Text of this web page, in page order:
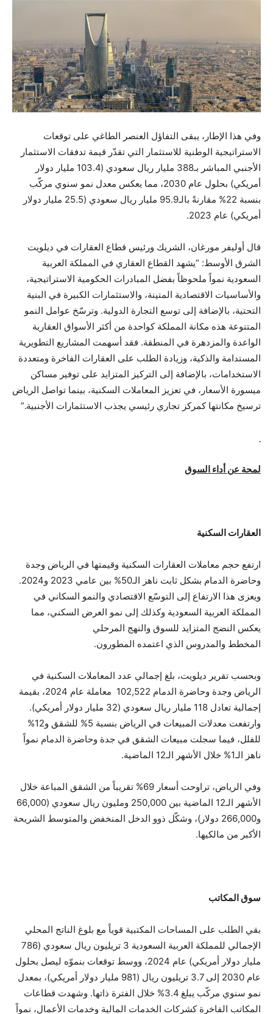
وفي هذا الإطار، يبقى التفاؤل العنصر الطاغي على توقعات
الاستراتيجية الوطنية للاستثمار التي تقدّر قيمة تدفقات الاستثمار
الأجنبي المباشر بـ388 مليار ريال سعودي (103.4 مليار دولار
أمريكي) بحلول عام 2030، مما يعكس معدل نمو سنوي مركّب
بنسبة 22% مقارنةً بالـ95.9 مليار ريال سعودي (25.5 مليار دولار
أمريكي) عام 2023.
قال أوليفر مورغان، الشريك ورئيس قطاع العقارات في ديلويت
الشرق الأوسط: “يشهد القطاع العقاري في المملكة العربية
السعودية نمواً ملحوظاً بفضل المبادرات الحكومية الاستراتيجية،
والأساسيات الاقتصادية المتينة، والاستثمارات الكبيرة في البنية
التحتية، بالإضافة إلى توسع التجارة الدولية. وترسّخ عوامل النمو
المتنوعة هذه مكانة المملكة كواحدة من أكثر الأسواق العقارية
الواعدة والمزدهرة في المنطقة. فقد أسهمت المشاريع التطويرية
المستدامة والذكية، وزيادة الطلب على العقارات الفاخرة ومتعددة
الاستخدامات، بالإضافة إلى التركيز المتزايد على توفير مساكن
ميسورة الأسعار، في تعزيز المعاملات السكنية، بينما تواصل الرياض
ترسيخ مكانتها كمركز تجاري رئيسي يجذب الاستثمارات الأجنبية.”
لمحة عن أداء السوق
العقارات السكنية
ارتفع حجم معاملات العقارات السكنية وقيمتها في الرياض وجدة
وحاضرة الدمام بشكل ثابت ناهز الـ50% بين عامي 2023 و2024.
ويعزى هذا الارتفاع إلى التوسّع الاقتصادي والنمو السكاني في
المملكة العربية السعودية وكذلك إلى نمو العرض السكني، مما
يعكس النضج المتزايد للسوق والنهج المرحلي
المخطط والمدروس الذي اعتمده المطورون.
وبحسب تقرير ديلويت، بلغ إجمالي عدد المعاملات السكنية في
الرياض وجدة وحاضرة الدمام 102,522 معاملة عام 2024، بقيمة
إجمالية تعادل 118 مليار ريال سعودي (32 مليار دولار أمريكي).
وارتفعت معدلات المبيعات في الرياض بنسبة 5% للشقق و12%
للفلل، فيما سجلت مبيعات الشقق في جدة وحاضرة الدمام نمواً
ناهز الـ1% خلال الأشهر الـ12 الماضية.
وفي الرياض، تراوحت أسعار 69% تقريباً من الشقق المباعة خلال
الأشهر الـ12 الماضية بين 250,000 ومليون ريال سعودي (66,000
و266,000 دولار)، وشكّل ذوو الدخل المنخفض والمتوسط الشريحة
الأكبر من مالكيها.
سوق المكاتب
بقي الطلب على المساحات المكتبية قوياً مع بلوغ الناتج المحلي
الإجمالي للمملكة العربية السعودية 3 تريليون ريال سعودي (786
مليار دولار أمريكي) عام 2024، ووسط توقعات بنموّه ليصل بحلول
عام 2030 إلى 3.7 تريليون ريال (981 مليار دولار أمريكي)، بمعدل
نمو سنوي مركّب يبلغ 3.4% خلال الفترة ذاتها. وشهدت قطاعات
المكاتب الفاخرة كشركات الخدمات المالية وخدمات الأعمال، نمواً